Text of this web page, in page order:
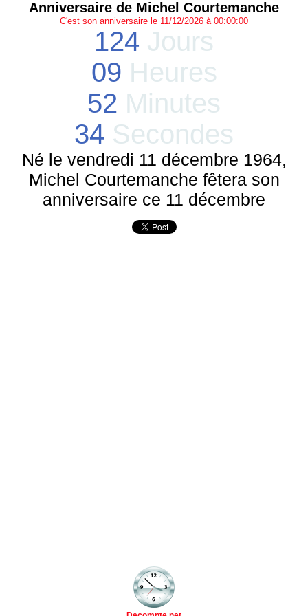
Anniversaire de Michel Courtemanche
C'est son anniversaire le 11/12/2026 à 00:00:00
124 Jours
09 Heures
52 Minutes
34 Secondes
Né le vendredi 11 décembre 1964,
Michel Courtemanche fêtera son
anniversaire ce 11 décembre